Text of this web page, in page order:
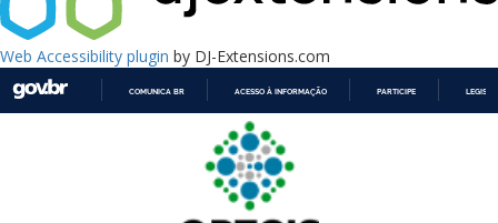
Web Accessibility plugin by DJ-Extensions.com
IR
PARA
O
CONTEÚDO
COMUNICA BR ACESSO À INFORMAÇÃO PARTICIPE